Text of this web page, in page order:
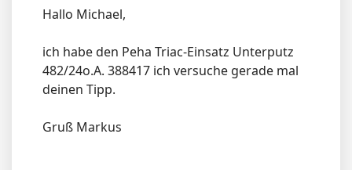
Hallo Michael,
ich habe den Peha Triac-Einsatz Unterputz
482/24o.A. 388417 ich versuche gerade mal
deinen Tipp.
Gruß Markus